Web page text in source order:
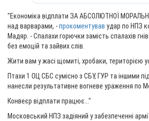
"Економіка відплати ЗА АБСОЛЮТНОЇ
над варварами, -прокоментував удар по НПЗ
Мадяр. - Спалахи горючки замість спалахів
без емоцій та зайвих слів.
Жити вам у жасі щомиті, хробаки, територією
Птахи 1 ОЦ СБС сумісно з СБУ, ГУР та іншими
нанесли результативне вогневе ураження по
Конвеєр відплати працює..."
Московський НПЗ задіяний у забезпеченні